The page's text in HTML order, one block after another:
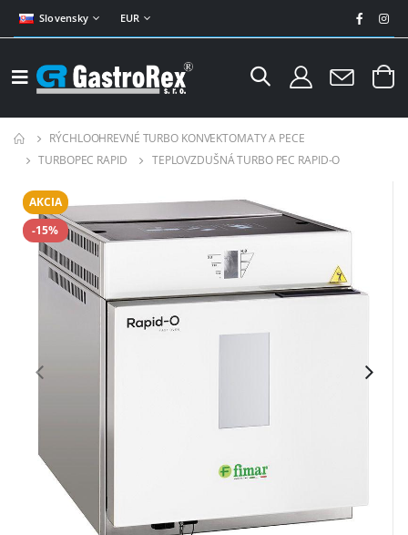
Slovensky EUR
RÝCHLOOHREVNÉ TURBO KONVEKTOMATY A PECE
TURBOPEC RAPID
TEPLOVZDUŠNÁ TURBO PEC RAPID-O
AKCIA
-15%